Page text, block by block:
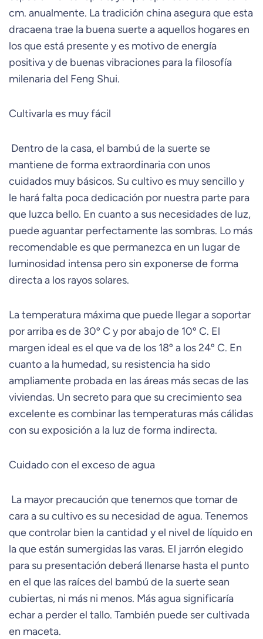
cm. anualmente. La tradición china asegura que esta
dracaena trae la buena suerte a aquellos hogares en
los que está presente y es motivo de energía
positiva y de buenas vibraciones para la filosofía
milenaria del Feng Shui.
Cultivarla es muy fácil
Dentro de la casa, el bambú de la suerte se
mantiene de forma extraordinaria con unos
cuidados muy básicos. Su cultivo es muy sencillo y
le hará falta poca dedicación por nuestra parte para
que luzca bello. En cuanto a sus necesidades de luz,
puede aguantar perfectamente las sombras. Lo más
recomendable es que permanezca en un lugar de
luminosidad intensa pero sin exponerse de forma
directa a los rayos solares.
La temperatura máxima que puede llegar a soportar
por arriba es de 30º C y por abajo de 10º C. El
margen ideal es el que va de los 18º a los 24º C. En
cuanto a la humedad, su resistencia ha sido
ampliamente probada en las áreas más secas de las
viviendas. Un secreto para que su crecimiento sea
excelente es combinar las temperaturas más cálidas
con su exposición a la luz de forma indirecta.
Cuidado con el exceso de agua
La mayor precaución que tenemos que tomar de
cara a su cultivo es su necesidad de agua. Tenemos
que controlar bien la cantidad y el nivel de líquido en
la que están sumergidas las varas. El jarrón elegido
para su presentación deberá llenarse hasta el punto
en el que las raíces del bambú de la suerte sean
cubiertas, ni más ni menos. Más agua significaría
echar a perder el tallo. También puede ser cultivada
en maceta.